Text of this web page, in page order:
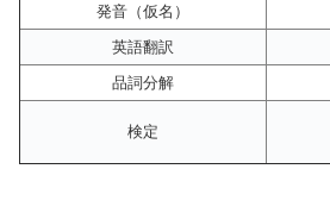
発音（仮名）
英語翻訳
品詞分解
検定